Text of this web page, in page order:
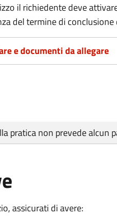
il richiedente deve
del termine di
e documenti da allegare
pratica non prevede alcun
assicurati di avere: